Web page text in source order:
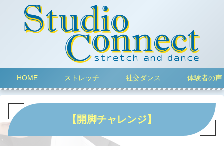
HOME ストレッチ 社交ダンス 体験者の声
【開脚チャレンジ】